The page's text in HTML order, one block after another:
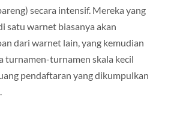
secara intensif. Mereka yang
satu warnet biasanya akan
dari warnet lain, yang kemudian
turnamen-turnamen skala kecil
pendaftaran yang dikumpulkan